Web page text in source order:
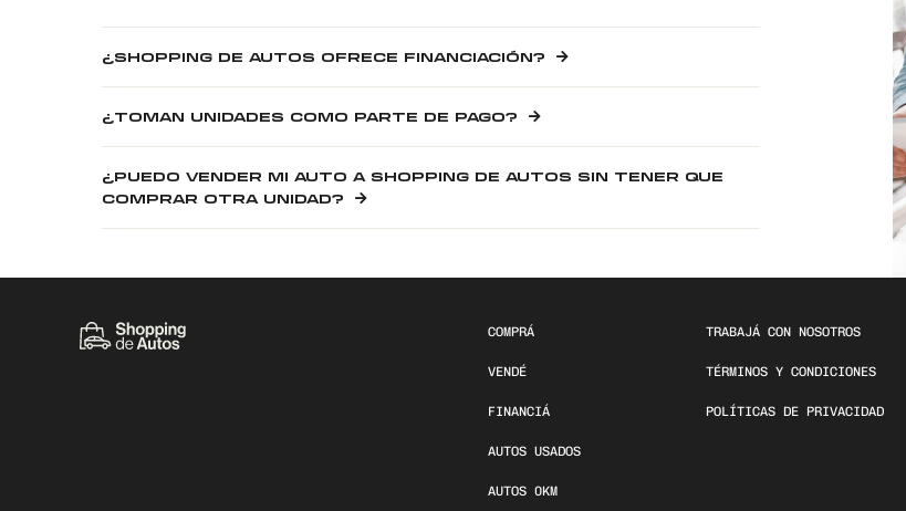
¿SHOPPING DE AUTOS OFRECE FINANCIACIÓN?
¿TOMAN UNIDADES COMO PARTE DE PAGO?
¿PUEDO VENDER MI AUTO A SHOPPING DE AUTOS SIN TENER QUE
COMPRAR OTRA UNIDAD?
COMPRÁ
VENDÉ
FINANCIÁ
AUTOS USADOS
AUTOS 0KM
TRABAJÁ CON NOSOTROS
TÉRMINOS Y CONDICIONES
POLÍTICAS DE PRIVACIDAD